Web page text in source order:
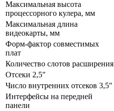
Максимальная высота
процессорного кулера, мм
Максимальная длина
видеокарты, мм
Форм-фактор совместимых
плат
Количество слотов расширения
Отсеки 2,5"
Число внутренних отсеков 3,5"
Интерфейсы на передней
панели